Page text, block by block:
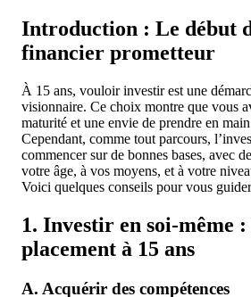
Introduction : Le début
financier prometteur
À 15 ans, vouloir investir est une
visionnaire. Ce choix montre que vous
maturité et une envie de prendre en
Cependant, comme tout parcours,
commencer sur de bonnes bases, avec
votre âge, à vos moyens, et à votre
Voici quelques conseils pour vous
1. Investir en soi-même
placement à 15 ans
A. Acquérir des compétences